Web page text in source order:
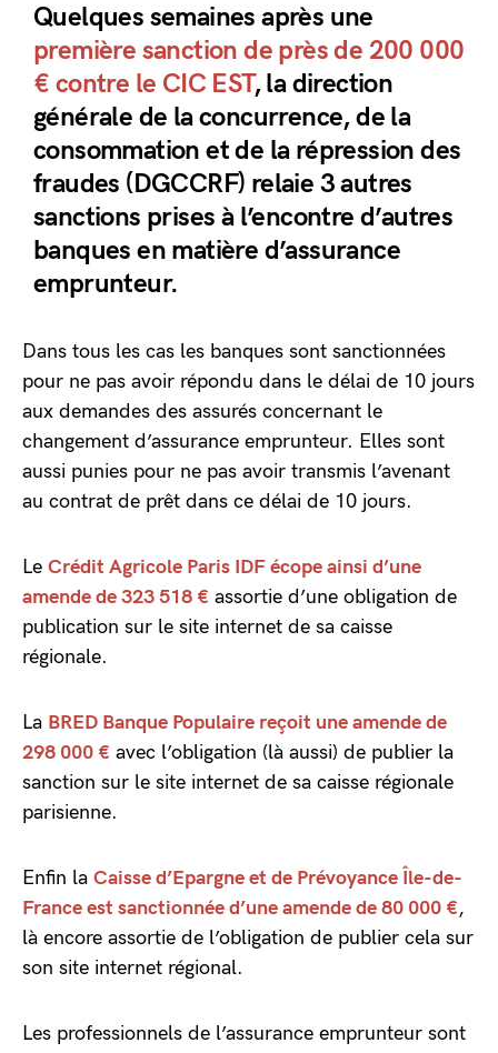
Quelques semaines après une
première sanction de près de 200 000
€ contre le CIC EST, la direction
générale de la concurrence, de la
consommation et de la répression des
fraudes (DGCCRF) relaie 3 autres
sanctions prises à l’encontre d’autres
banques en matière d’assurance
emprunteur.
Dans tous les cas les banques sont sanctionnées
pour ne pas avoir répondu dans le délai de 10 jours
aux demandes des assurés concernant le
changement d’assurance emprunteur. Elles sont
aussi punies pour ne pas avoir transmis l’avenant
au contrat de prêt dans ce délai de 10 jours.
Le Crédit Agricole Paris IDF écope ainsi d’une
amende de 323 518 € assortie d’une obligation de
publication sur le site internet de sa caisse
régionale.
La BRED Banque Populaire reçoit une amende de
298 000 € avec l’obligation (là aussi) de publier la
sanction sur le site internet de sa caisse régionale
parisienne.
Enfin la Caisse d’Epargne et de Prévoyance Île-de-
France est sanctionnée d’une amende de 80 000 €,
là encore assortie de l’obligation de publier cela sur
son site internet régional.
Les professionnels de l’assurance emprunteur sont